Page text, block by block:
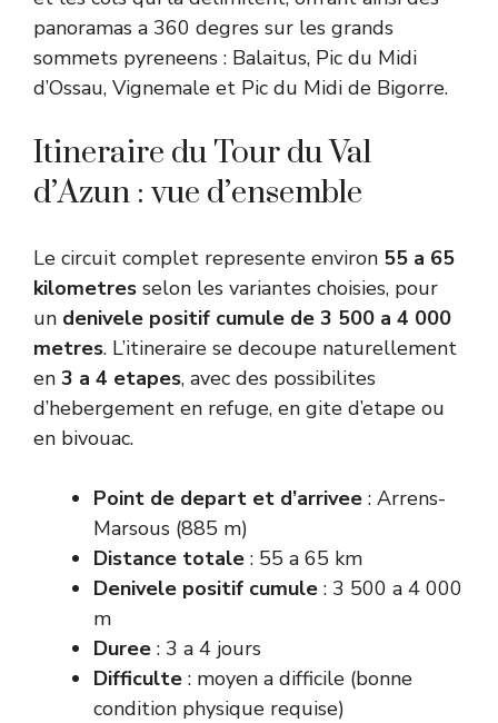
panoramas a 360 degres sur les grands
sommets pyreneens : Balaitus, Pic du Midi
d’Ossau, Vignemale et Pic du Midi de Bigorre.
Itineraire du Tour du Val
d’Azun : vue d’ensemble
Le circuit complet represente environ 55 a 65
kilometres selon les variantes choisies, pour
un denivele positif cumule de 3 500 a 4 000
metres. L’itineraire se decoupe naturellement
en 3 a 4 etapes, avec des possibilites
d’hebergement en refuge, en gite d’etape ou
en bivouac.
Point de depart et d’arrivee : Arrens-
Marsous (885 m)
Distance totale : 55 a 65 km
Denivele positif cumule : 3 500 a 4 000
m
Duree : 3 a 4 jours
Difficulte : moyen a difficile (bonne
condition physique requise)